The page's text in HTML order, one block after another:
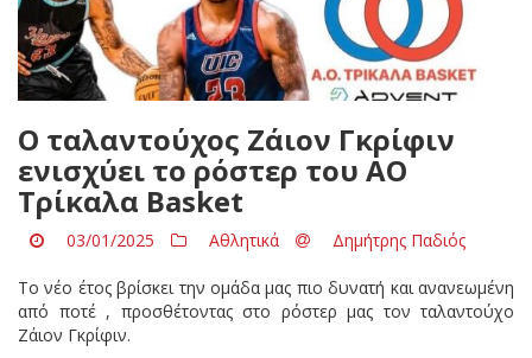
Ο ταλαντούχος Ζάιον Γκρίφιν
ενισχύει το ρόστερ του ΑΟ
Τρίκαλα Basket
03/01/2025 Αθλητικά Δημήτρης Παδιός
Το νέο έτος βρίσκει την ομάδα μας πιο δυνατή και ανανεωμένη
από ποτέ , προσθέτοντας στο ρόστερ μας τον ταλαντούχο
Ζάιον Γκρίφιν.